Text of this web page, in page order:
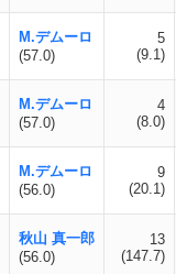
M.デムーロ
(57.0)
5
(9.1)
M.デムーロ
(57.0)
4
(8.0)
M.デムーロ
(56.0)
9
(20.1)
秋山 真一郎
(56.0)
13
(147.7)